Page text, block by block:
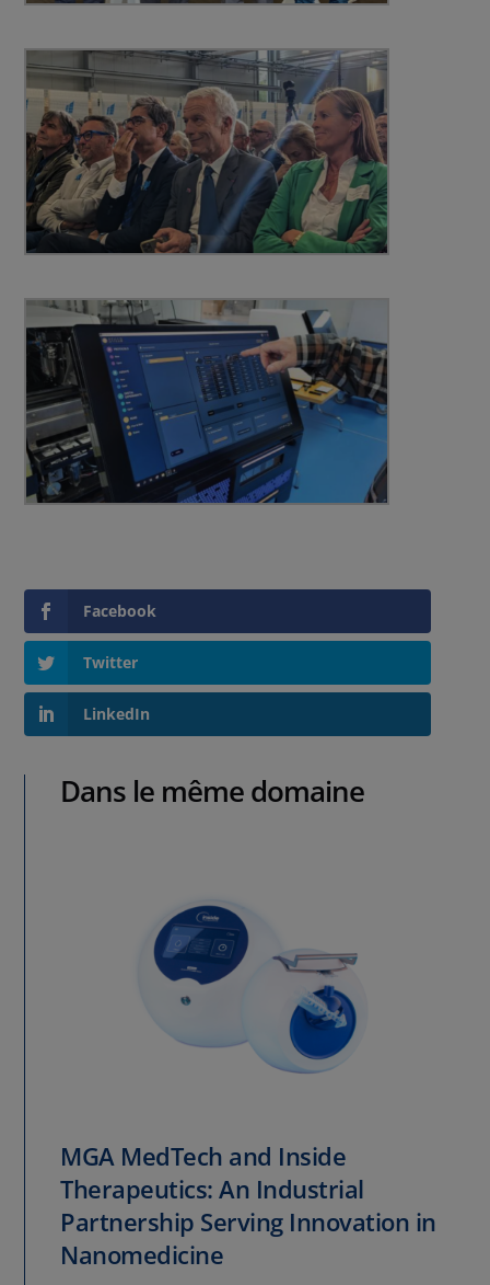
Facebook
Twitter
LinkedIn
Dans le même domaine
MGA MedTech and Inside
Therapeutics: An Industrial
Partnership Serving Innovation in
Nanomedicine